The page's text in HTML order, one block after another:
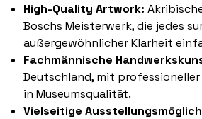
High-Quality Artwork:
Boschs Meisterwerk, die jedes
außergewöhnlicher Klarheit
Fachmännische
Deutschland, mit
in Museumsqualität.
Vielseitige